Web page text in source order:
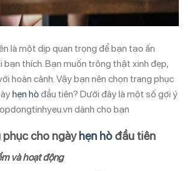
là một dịp quan trọng để bạn tạo ấn
thích. Bạn muốn trông thật xinh đẹp,
hoàn cảnh. Vậy bạn nên chọn trang phục
hẹn hò đầu tiên? Dưới đây là một số gợi ý
dành cho bạn
phục cho ngàyhẹn hò đầu tiên
và hoạt động